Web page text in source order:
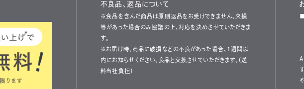
不良品、返品について
※食品を含んだ商品は原則返品をお受けできません。欠損
等があった場合のみ協議の上、対応を決めさせていただきま
す。
※お届け時、商品に破損などの不良があった場合、1週間以
内にお知らせください。良品と交換させていただきます。（送
料当社負担）